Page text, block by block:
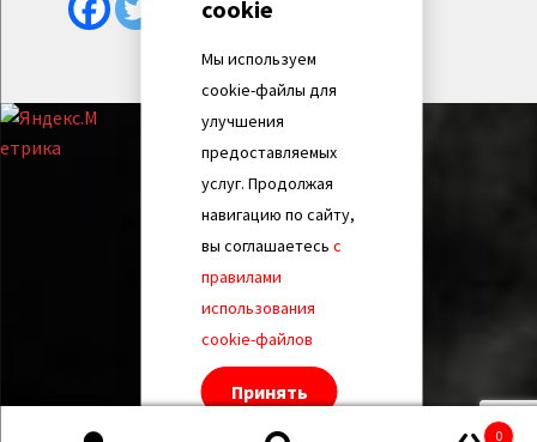
0
cookie
Мы используем
cookie-файлы для
улучшения
предоставляемых
услуг. Продолжая
навигацию по сайту,
вы соглашаетесь с
правилами
использования
cookie-файлов
Принять